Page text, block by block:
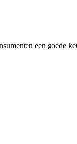
een goede